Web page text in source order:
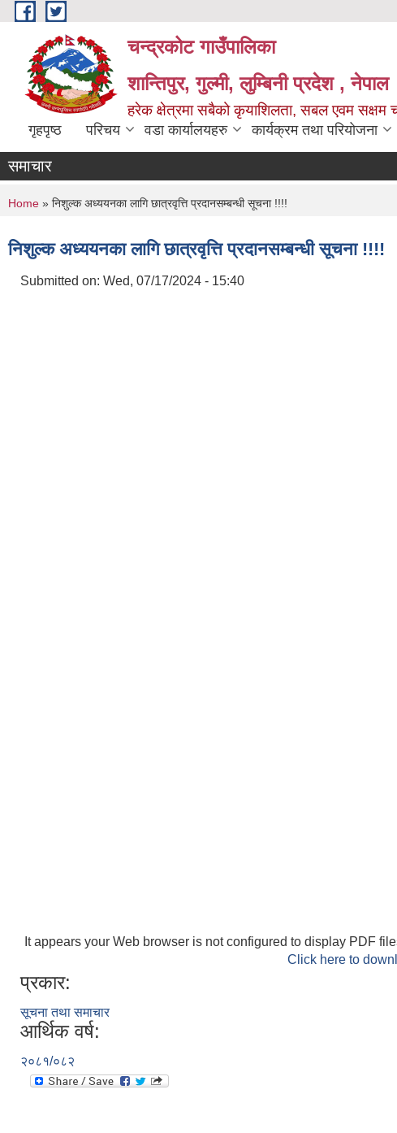
Skip to main content
चन्द्रकोट गाउँपालिका
शान्तिपुर, गुल्मी, लुम्बिनी प्रदेश , नेपाल
हरेक क्षेत्रमा सबैको कृयाशिलता, सबल एवम सक्षम
गृहपृष्ठ परिचय वडा कार्यालयहरु कार्यक्रम तथा परियोजना
समाचार
You are here
Home » निशुल्क अध्ययनका लागि छात्रवृत्ति प्रदानसम्बन्धी सूचना !!!!
निशुल्क अध्ययनका लागि छात्रवृत्ति प्रदानसम्बन्धी सूचना !!!!
Submitted on: Wed, 07/17/2024 - 15:40
It appears your Web browser is not configured to display PDF
Click here to
प्रकार:
सूचना तथा समाचार
आर्थिक वर्ष:
२०८१/०८२